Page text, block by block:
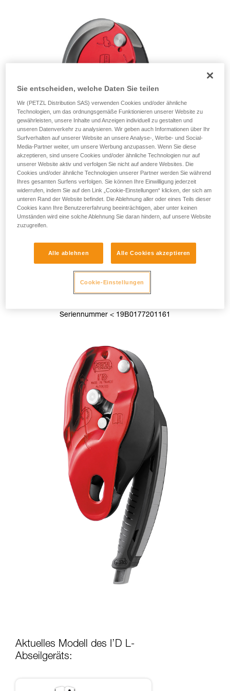
Vorgang alleine sicher zu wiederholen, bevor
Sie ihn eigenständig durchführen.
Wir geben Beispiele für die mit Ihrer Aktivität
verbundenen Techniken. Möglicherweise gibt es
noch andere Techniken, die hier nicht
I’D L < 2019
Seriennummer < 19B0177201161
Aktuelles Modell des I’D L-
Abseilgeräts:
Sie entscheiden, welche Daten Sie teilen
Wir (PETZL Distribution SAS) verwenden Cookies und/oder ähnliche
Technologien, um das ordnungsgemäße Funktionieren unserer Website zu
gewährleisten, unsere Inhalte und Anzeigen individuell zu gestalten und
unseren Datenverkehr zu analysieren. Wir geben auch Informationen über Ihr
Surfverhalten auf unserer Website an unsere Analyse-, Werbe- und Social-
Media-Partner weiter, um unsere Werbung anzupassen. Wenn Sie diese
akzeptieren, sind unsere Cookies und/oder ähnliche Technologien nur auf
unserer Website aktiv und verfolgen Sie nicht auf andere Websites. Die
Cookies und/oder ähnliche Technologien unserer Partner werden Sie während
Ihres gesamten Surfens verfolgen. Sie können Ihre Einwilligung jederzeit
widerrufen, indem Sie auf den Link „Cookie-Einstellungen“ klicken, der sich am
unteren Rand der Website befindet. Die Ablehnung aller oder eines Teils dieser
Cookies kann Ihre Benutzererfahrung beeinträchtigen, aber unter keinen
Umständen wird eine solche Ablehnung Sie daran hindern, auf unsere Website
zuzugreifen.
Alle ablehnen Alle Cookies akzeptieren
Cookie-Einstellungen